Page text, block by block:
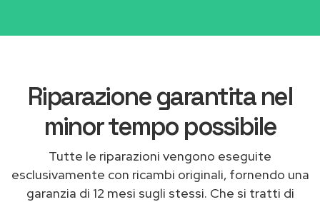
Riparazione garantita nel
minor tempo possibile
Tutte le riparazioni vengono eseguite
esclusivamente con ricambi originali, fornendo una
garanzia di 12 mesi sugli stessi. Che si tratti di